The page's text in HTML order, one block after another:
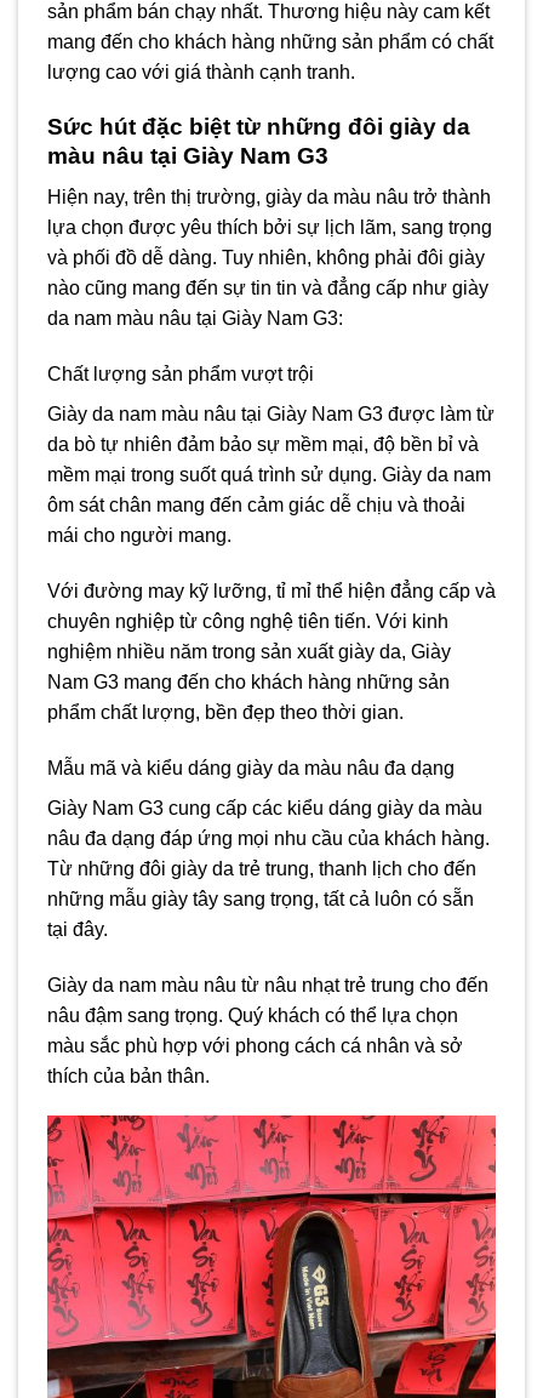
sản phẩm bán chạy nhất. Thương hiệu này cam kết
mang đến cho khách hàng những sản phẩm có chất
lượng cao với giá thành cạnh tranh.
Sức hút đặc biệt từ những đôi giày da
màu nâu tại Giày Nam G3
Hiện nay, trên thị trường, giày da màu nâu trở thành
lựa chọn được yêu thích bởi sự lịch lãm, sang trọng
và phối đồ dễ dàng. Tuy nhiên, không phải đôi giày
nào cũng mang đến sự tin tin và đẳng cấp như giày
da nam màu nâu tại Giày Nam G3:
Chất lượng sản phẩm vượt trội
Giày da nam màu nâu tại Giày Nam G3 được làm từ
da bò tự nhiên đảm bảo sự mềm mại, độ bền bỉ và
mềm mại trong suốt quá trình sử dụng. Giày da nam
ôm sát chân mang đến cảm giác dễ chịu và thoải
mái cho người mang.
Với đường may kỹ lưỡng, tỉ mỉ thể hiện đẳng cấp và
chuyên nghiệp từ công nghệ tiên tiến. Với kinh
nghiệm nhiều năm trong sản xuất giày da, Giày
Nam G3 mang đến cho khách hàng những sản
phẩm chất lượng, bền đẹp theo thời gian.
Mẫu mã và kiểu dáng giày da màu nâu đa dạng
Giày Nam G3 cung cấp các kiểu dáng giày da màu
nâu đa dạng đáp ứng mọi nhu cầu của khách hàng.
Từ những đôi giày da trẻ trung, thanh lịch cho đến
những mẫu giày tây sang trọng, tất cả luôn có sẵn
tại đây.
Giày da nam màu nâu từ nâu nhạt trẻ trung cho đến
nâu đậm sang trọng. Quý khách có thể lựa chọn
màu sắc phù hợp với phong cách cá nhân và sở
thích của bản thân.